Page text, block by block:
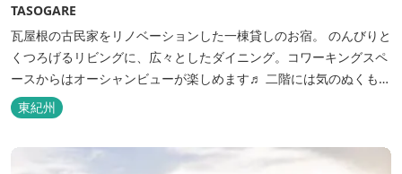
TASOGARE
瓦屋根の古民家をリノベーションした一棟貸しのお宿。 のんびりと
くつろげるリビングに、広々としたダイニング。コワーキングスペ
ースからはオーシャンビューが楽しめます♬ 二階には気のぬくもり
を感じながら、アートと読書に浸ることができる「TASOGAREの
間」があり、海を眺めながらゆったりとした時間を過ごすことがで
きます。
東紀州